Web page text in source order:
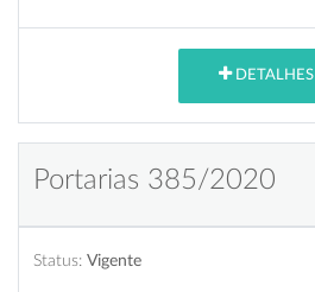
DETALHES
Portarias 385/2020
Status: Vigente